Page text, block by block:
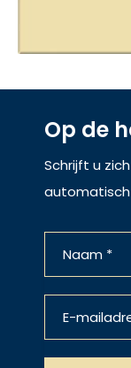
Op de
Schrijft u
automatisch